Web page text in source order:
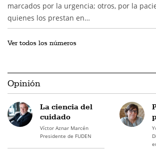
marcados por la urgencia; otros, por la
quienes los prestan en…
Ver todos los números
Opinión
La ciencia del
cuidado
Víctor Aznar Marcén
Presidente de FUDEN